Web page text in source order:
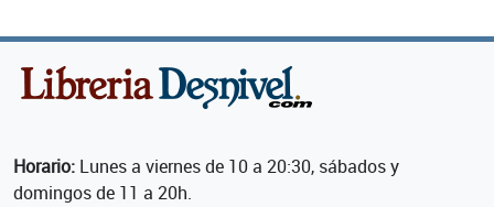
Horario: Lunes a viernes de 10 a 20:30, sábados y
domingos de 11 a 20h.